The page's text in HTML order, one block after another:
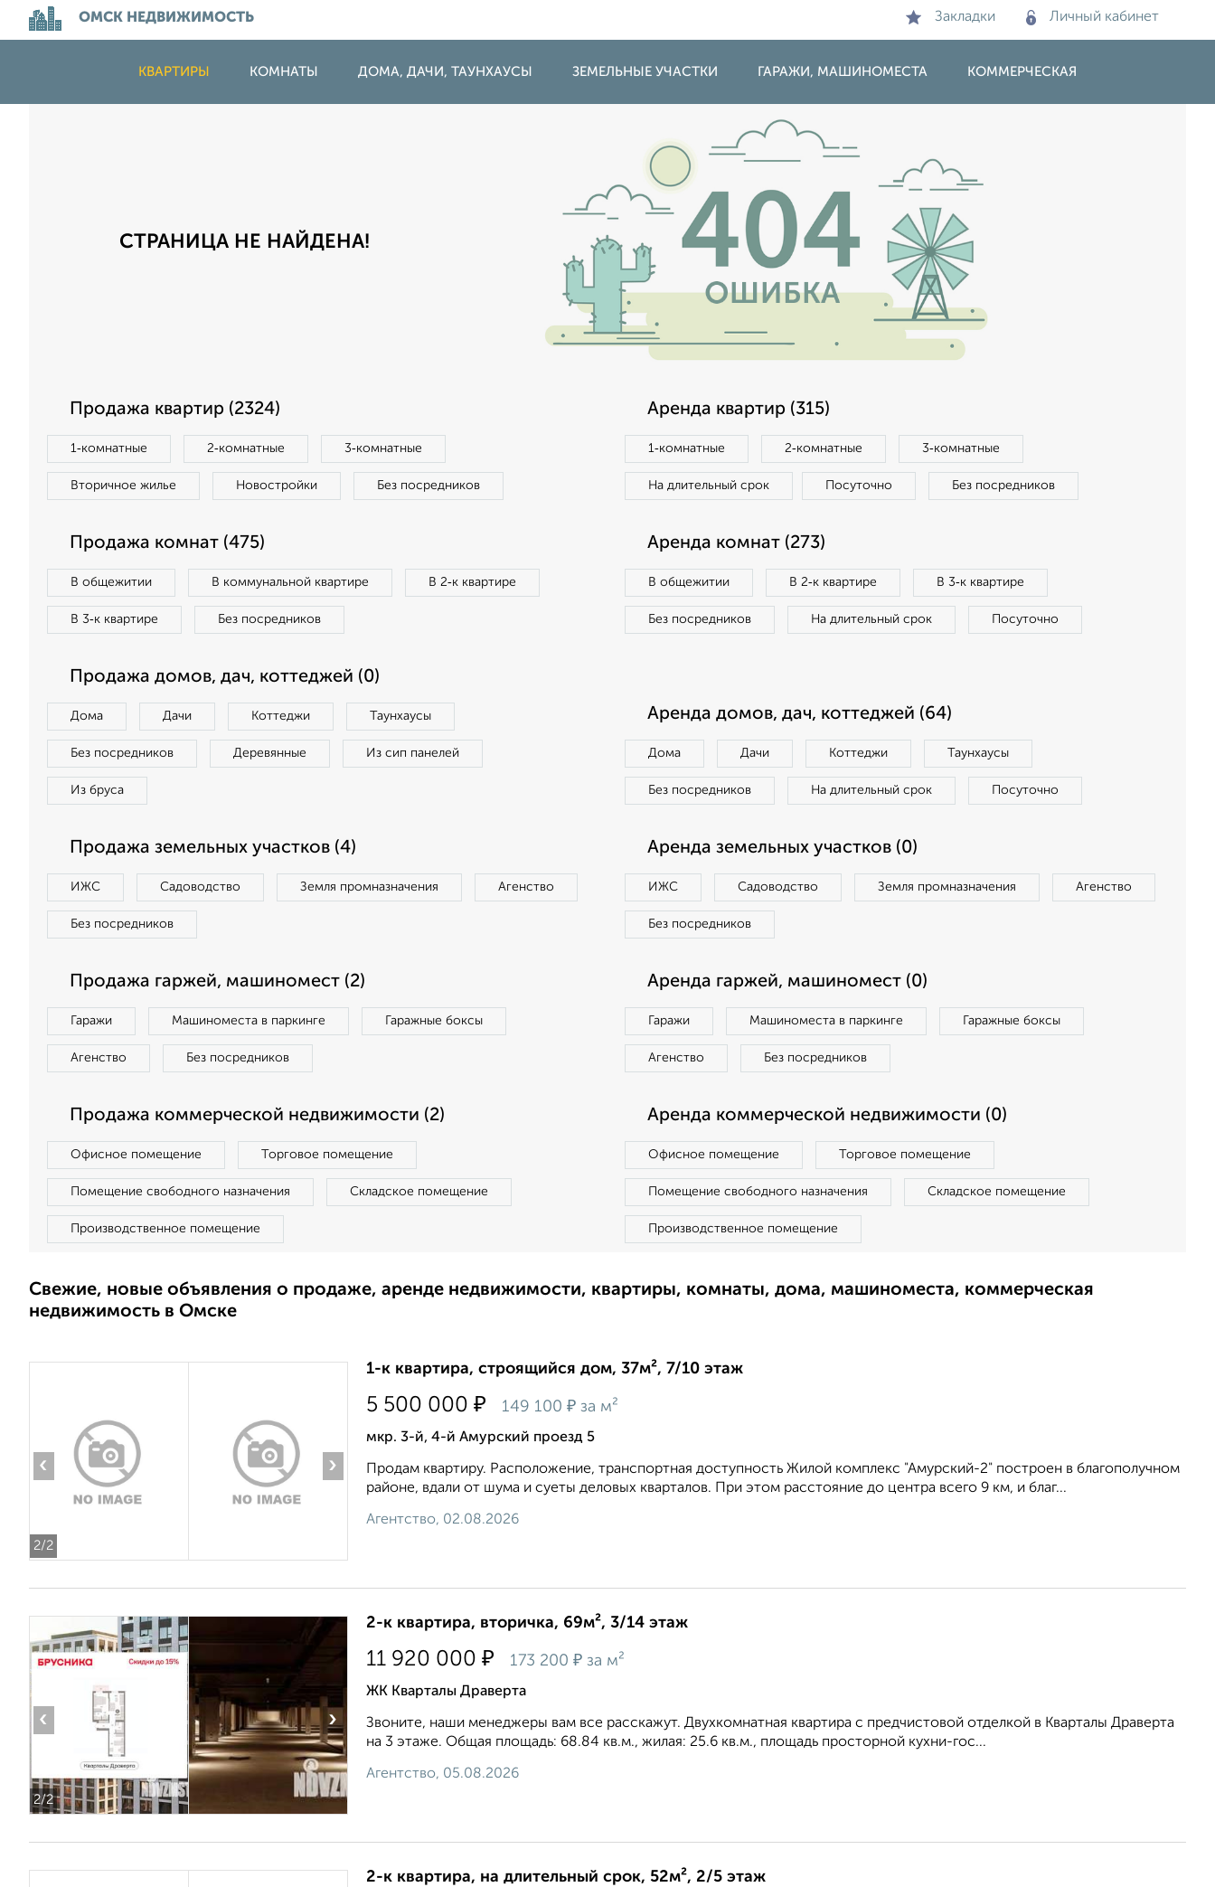
ОМСК НЕДВИЖИМОСТЬ Закладки Личный кабинет
КВАРТИРЫ КОМНАТЫ ДОМА, ДАЧИ, ТАУНХАУСЫ ЗЕМЕЛЬНЫЕ УЧАСТКИ ГАРАЖИ, МАШИНОМЕСТА КОММЕРЧЕСКАЯ
СТРАНИЦА НЕ НАЙДЕНА!
Продажа квартир (2324)
1‑комнатные 2‑комнатные 3‑комнатные
Вторичное жилье Новостройки Без посредников
Аренда квартир (315)
1‑комнатные 2‑комнатные 3‑комнатные
На длительный срок Посуточно Без посредников
Продажа комнат (475)
В общежитии В коммунальной квартире В 2‑к квартире
В 3‑к квартире Без посредников
Аренда комнат (273)
В общежитии В 2‑к квартире В 3‑к квартире
Без посредников На длительный срок Посуточно
Продажа домов, дач, коттеджей (0)
Дома Дачи Коттеджи Таунхаусы
Без посредников Деревянные Из сип панелей
Из бруса
Аренда домов, дач, коттеджей (64)
Дома Дачи Коттеджи Таунхаусы
Без посредников На длительный срок Посуточно
Продажа земельных участков (4)
ИЖС Садоводство Земля промназначения Агенство
Без посредников
Аренда земельных участков (0)
ИЖС Садоводство Земля промназначения Агенство
Без посредников
Продажа гаржей, машиномест (2)
Гаражи Машиноместа в паркинге Гаражные боксы
Агенство Без посредников
Аренда гаржей, машиномест (0)
Гаражи Машиноместа в паркинге Гаражные боксы
Агенство Без посредников
Продажа коммерческой недвижимости (2)
Офисное помещение Торговое помещение
Помещение свободного назначения Складское помещение
Производственное помещение
Аренда коммерческой недвижимости (0)
Офисное помещение Торговое помещение
Помещение свободного назначения Складское помещение
Производственное помещение
Свежие, новые объявления о продаже, аренде недвижимости, квартиры, комнаты, дома, машиноместа, коммерческая
недвижимость в Омске
2/2
‹ ›
1-к квартира, строящийся дом, 37м², 7/10 этаж
5 500 000 ₽ 149 100 ₽ за м²
мкр. 3-й, 4-й Амурский проезд 5
Продам квартиру. Расположение, транспортная доступность Жилой комплекс "Амурский-2" построен в благополучном
районе, вдали от шума и суеты деловых кварталов. При этом расстояние до центра всего 9 км, и благ...
Агентство, 02.08.2026
2/2
‹ ›
2-к квартира, вторичка, 69м², 3/14 этаж
11 920 000 ₽ 173 200 ₽ за м²
ЖК Кварталы Драверта
Звоните, наши менеджеры вам все расскажут. Двухкомнатная квартира с предчистовой отделкой в Кварталы Драверта
на 3 этаже. Общая площадь: 68.84 кв.м., жилая: 25.6 кв.м., площадь просторной кухни-гос...
Агентство, 05.08.2026
2-к квартира, на длительный срок, 52м², 2/5 этаж